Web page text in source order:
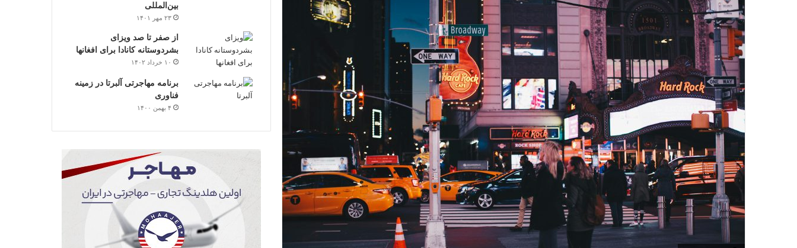
ا
ی
ل
بین‌المللی
۲۳ مهر ۱۴۰۱
از صفر تا صد ویزای
بشردوستانه کانادا برای افغانها
۱۰ خرداد ۱۴۰۲
برنامه مهاجرتی آلبرتا در زمینه
فناوری
۴ بهمن ۱۴۰۰